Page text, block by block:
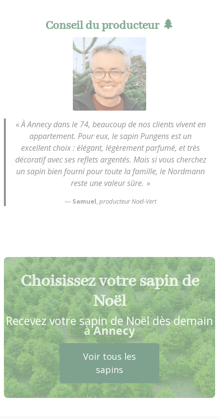
Conseil du producteur 🌲
« À Annecy dans le 74, beaucoup de nos clients vivent en
appartement. Pour eux, le sapin Pungens est un
excellent choix : élégant, légèrement parfumé, et très
décoratif avec ses reflets argentés. Mais si vous cherchez
un sapin bien fourni pour toute la famille, le Nordmann
reste une valeur sûre. »
— Samuel,producteur Noël-Vert
Choisissez votre sapin de
Noël
Recevez votre sapin de Noël dès demain
àAnnecy
Voir tous les
sapins